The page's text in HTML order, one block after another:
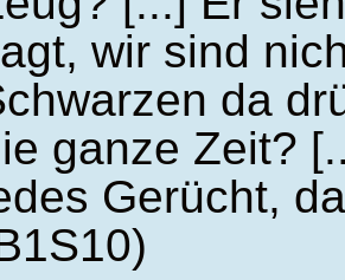
wir sind
da
ganze Zeit?
Gerücht,